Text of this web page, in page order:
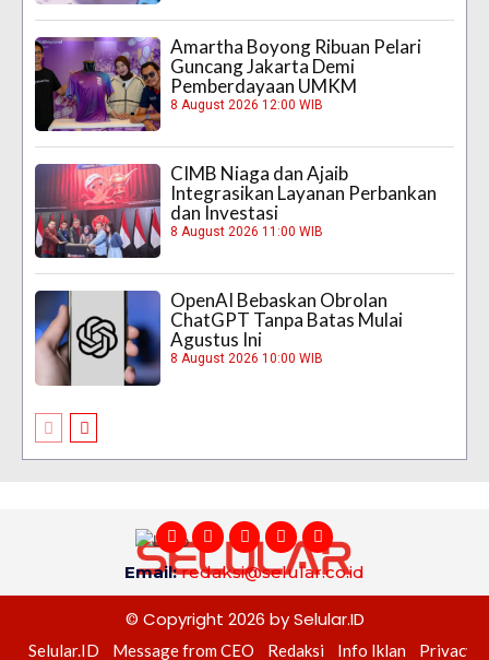
Amartha Boyong Ribuan Pelari
Guncang Jakarta Demi
Pemberdayaan UMKM
8 August 2026 12:00 WIB
CIMB Niaga dan Ajaib
Integrasikan Layanan Perbankan
dan Investasi
8 August 2026 11:00 WIB
OpenAI Bebaskan Obrolan
ChatGPT Tanpa Batas Mulai
Agustus Ini
8 August 2026 10:00 WIB
Email:redaksi@selular.co.id
© Copyright 2026 by Selular.ID
Selular.ID Message from CEO Redaksi Info Iklan Privacy